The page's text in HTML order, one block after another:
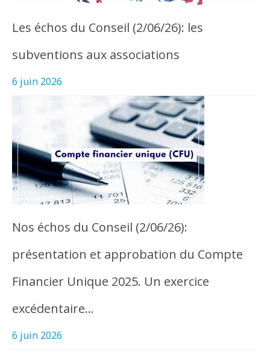
Les échos du Conseil (2/06/26): les
subventions aux associations
6 juin 2026
Nos échos du Conseil (2/06/26):
présentation et approbation du Compte
Financier Unique 2025. Un exercice
excédentaire…
6 juin 2026